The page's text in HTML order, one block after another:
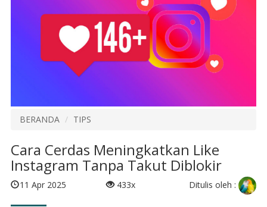
BERANDA TIPS
Cara Cerdas Meningkatkan Like
Instagram Tanpa Takut Diblokir
11 Apr 2025 433x Ditulis oleh :